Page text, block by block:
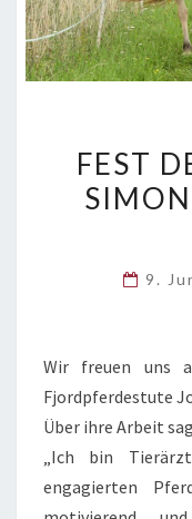
FEST
9.
Wir freuen uns
Fjordpferdestute
Über ihre Arbeit
„Ich bin
engagierten